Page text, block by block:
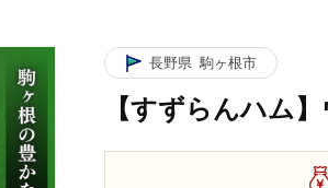
長野県 駒ヶ根市
【すずらんハム